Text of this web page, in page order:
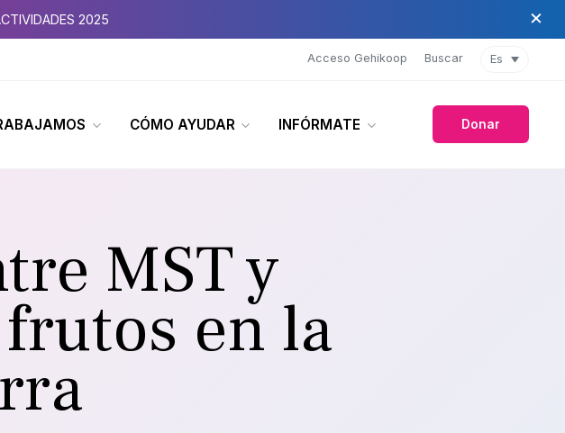
2025 ×
Donar
CÓMO AYUDAR INFÓRMATE
Acceso Gehikoop Buscar Es
MST y
en la